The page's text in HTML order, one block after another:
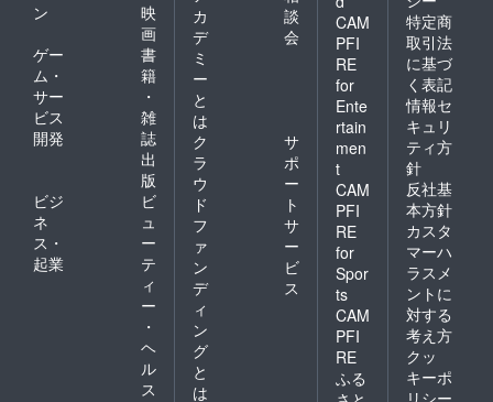
ン
映
画
ゲー
ム・
サー
ビス
開発
書
籍
・
雑
誌
出
版
ビジ
ネ
ス・
起業
ビ
ュ
ー
テ
ィ
ー
・
ヘ
ル
ス
カ
デ
ミ
ー
と
は
談
会
ク
ラ
ウ
ド
フ
ァ
ン
デ
ィ
ン
グ
と
は
サ
ポ
ー
ト
サ
ー
ビ
ス
CAM
PFI
RE
for
Ente
rtain
men
t
CAM
PFI
RE
for
Spor
ts
CAM
PFI
RE
ふる
特定商
取引法
に基づ
く表記
情報セ
キュリ
ティ方
針
反社基
本方針
カスタ
マーハ
ラスメ
ントに
対する
考え方
クッ
キーポ
リシー